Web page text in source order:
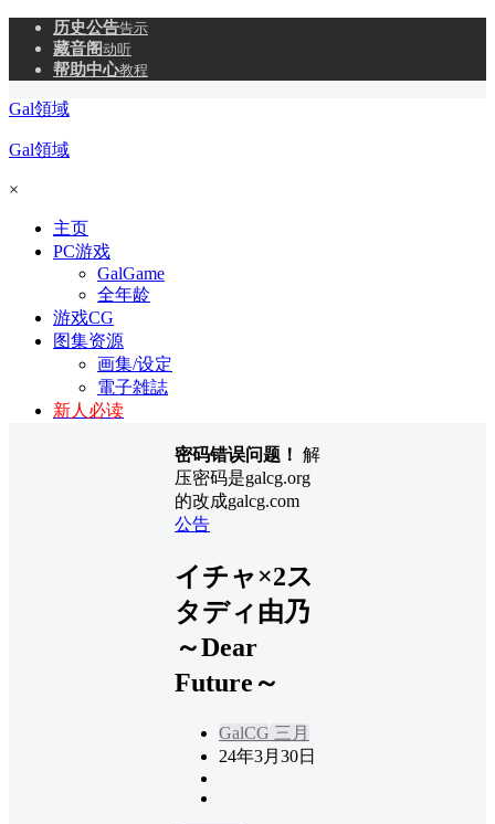
历史公告告示
藏音阁动听
帮助中心教程
Gal領域
Gal領域
×
主页
PC游戏
GalGame
全年龄
游戏CG
图集资源
画集/设定
電子雑誌
新人必读
密码错误问题！ 解
压密码是galcg.org
的改成galcg.com
公告
イチャ×2ス
タディ由乃
～Dear
Future～
GalCG 三月
24年3月30日